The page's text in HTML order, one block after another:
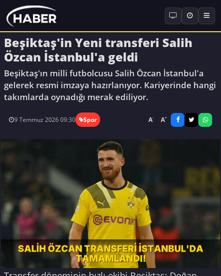
Beşiktaş'in Yeni transferi Salih
Özcan İstanbul'a geldi
Beşiktaş'ın milli futbolcusu Salih Özcan İstanbul'a
gelerek resmi imzaya hazırlanıyor. Kariyerinde hangi
takımlarda oynadığı merak ediliyor.
9 Temmuz 2026 09:30 Spor A- A+